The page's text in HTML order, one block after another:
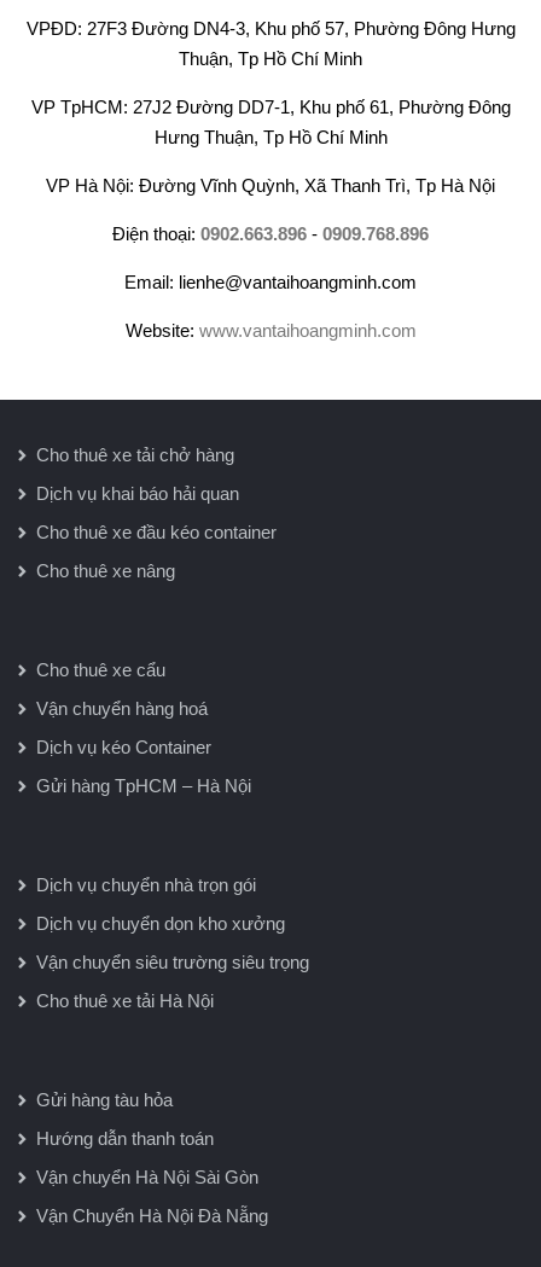
VPĐD: 27F3 Đường DN4-3, Khu phố 57, Phường Đông Hưng
Thuận, Tp Hồ Chí Minh
VP TpHCM: 27J2 Đường DD7-1, Khu phố 61, Phường Đông
Hưng Thuận, Tp Hồ Chí Minh
VP Hà Nội: Đường Vĩnh Quỳnh, Xã Thanh Trì, Tp Hà Nội
Điện thoại: 0902.663.896 - 0909.768.896
Email: lienhe@vantaihoangminh.com
Website: www.vantaihoangminh.com
Cho thuê xe tải chở hàng
Dịch vụ khai báo hải quan
Cho thuê xe đầu kéo container
Cho thuê xe nâng
Cho thuê xe cẩu
Vận chuyển hàng hoá
Dịch vụ kéo Container
Gửi hàng TpHCM – Hà Nội
Dịch vụ chuyển nhà trọn gói
Dịch vụ chuyển dọn kho xưởng
Vận chuyển siêu trường siêu trọng
Cho thuê xe tải Hà Nội
Gửi hàng tàu hỏa
Hướng dẫn thanh toán
Vận chuyển Hà Nội Sài Gòn
Vận Chuyển Hà Nội Đà Nẵng